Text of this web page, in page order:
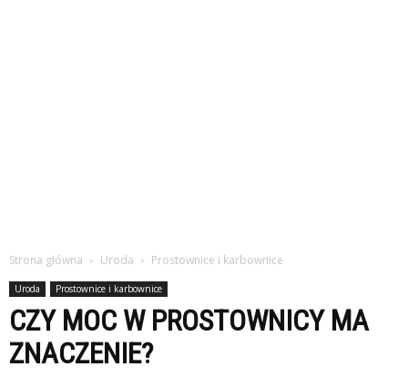
Strona główna Uroda Prostownice i karbownice
Uroda Prostownice i karbownice
CZY MOC W PROSTOWNICY MA
ZNACZENIE?